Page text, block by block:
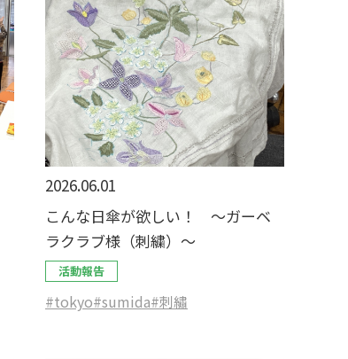
2026.06.01
こんな日傘が欲しい！ ～ガーベ
ラクラブ様（刺繍）～
活動報告
#tokyo#sumida#刺繡